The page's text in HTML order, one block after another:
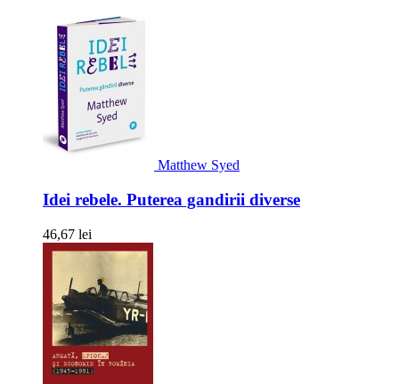
Matthew Syed
Idei rebele. Puterea gandirii diverse
46,67 lei